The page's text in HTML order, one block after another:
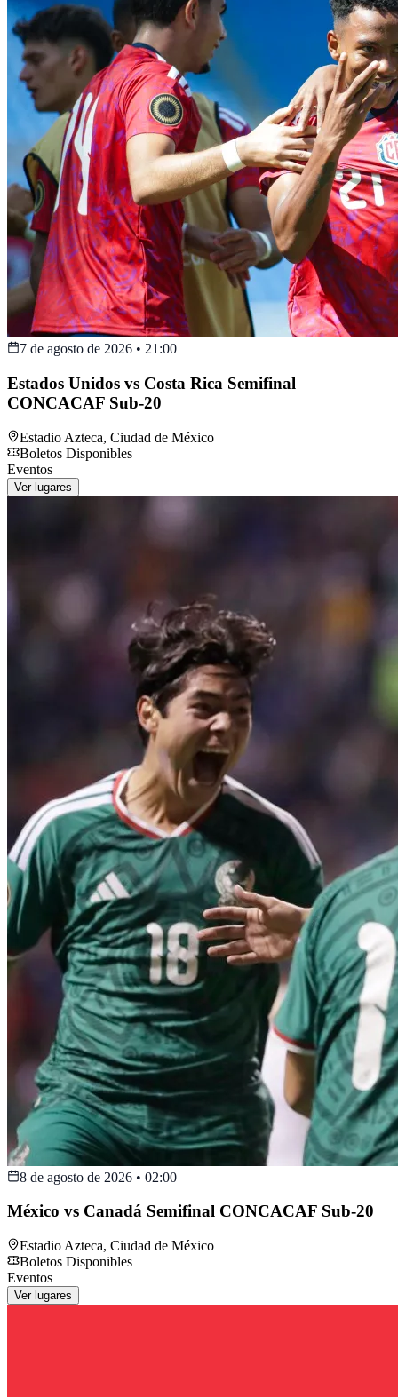
7 de agosto de 2026 • 21:00
Estados Unidos vs Costa Rica Semifinal
CONCACAF Sub-20
Estadio Azteca, Ciudad de México
Boletos Disponibles
Eventos
Ver lugares
8 de agosto de 2026 • 02:00
México vs Canadá Semifinal CONCACAF Sub-20
Estadio Azteca, Ciudad de México
Boletos Disponibles
Eventos
Ver lugares